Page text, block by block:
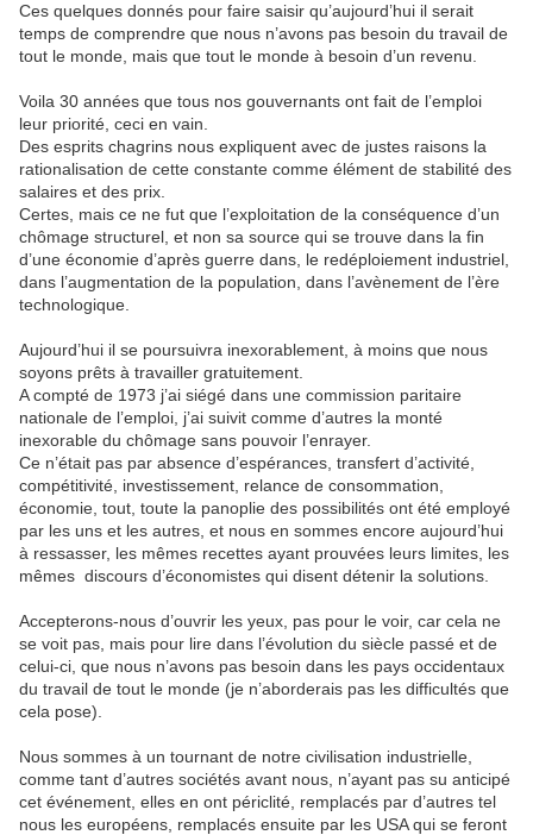
Ces quelques donnés pour faire saisir qu’aujourd’hui il serait
temps de comprendre que nous n’avons pas besoin du travail de
tout le monde, mais que tout le monde à besoin d’un revenu.
Voila 30 années que tous nos gouvernants ont fait de l’emploi
leur priorité, ceci en vain.
Des esprits chagrins nous expliquent avec de justes raisons la
rationalisation de cette constante comme élément de stabilité des
salaires et des prix.
Certes, mais ce ne fut que l’exploitation de la conséquence d’un
chômage structurel, et non sa source qui se trouve dans la fin
d’une économie d’après guerre dans, le redéploiement industriel,
dans l’augmentation de la population, dans l’avènement de l’ère
technologique.
Aujourd’hui il se poursuivra inexorablement, à moins que nous
soyons prêts à travailler gratuitement.
A compté de 1973 j’ai siégé dans une commission paritaire
nationale de l’emploi, j’ai suivit comme d’autres la monté
inexorable du chômage sans pouvoir l’enrayer.
Ce n’était pas par absence d’espérances, transfert d’activité,
compétitivité, investissement, relance de consommation,
économie, tout, toute la panoplie des possibilités ont été employé
par les uns et les autres, et nous en sommes encore aujourd’hui
à ressasser, les mêmes recettes ayant prouvées leurs limites, les
mêmes discours d’économistes qui disent détenir la solutions.
Accepterons-nous d’ouvrir les yeux, pas pour le voir, car cela ne
se voit pas, mais pour lire dans l’évolution du siècle passé et de
celui-ci, que nous n’avons pas besoin dans les pays occidentaux
du travail de tout le monde (je n’aborderais pas les difficultés que
cela pose).
Nous sommes à un tournant de notre civilisation industrielle,
comme tant d’autres sociétés avant nous, n’ayant pas su anticipé
cet événement, elles en ont périclité, remplacés par d’autres tel
nous les européens, remplacés ensuite par les USA qui se feront